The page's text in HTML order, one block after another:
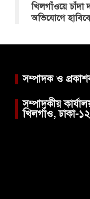
খিলগাঁওয়ে চাঁদা
অভিযোগে
সম্পাদক ও
সম্পাদকীয়
খিলগাঁও, ঢাকা-